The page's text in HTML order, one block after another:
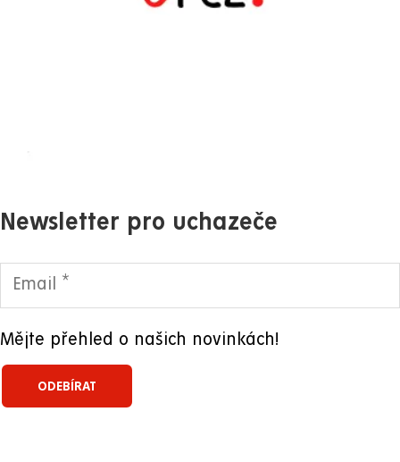
Newsletter pro uchazeče
Mějte přehled o našich novinkách!